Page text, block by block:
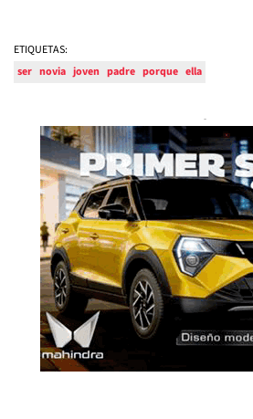
ETIQUETAS:
ser novia joven padre porque ella